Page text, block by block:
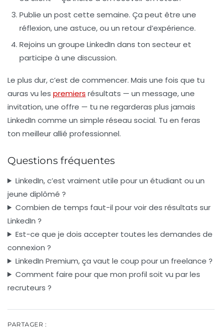
Publie un post cette semaine. Ça peut être une
réflexion, une astuce, ou un retour d’expérience.
Rejoins un groupe LinkedIn dans ton secteur et
participe à une discussion.
Le plus dur, c’est de commencer. Mais une fois que tu
auras vu les premiers résultats — un message, une
invitation, une offre — tu ne regarderas plus jamais
LinkedIn comme un simple réseau social. Tu en feras
ton meilleur allié professionnel.
Questions fréquentes
LinkedIn, c’est vraiment utile pour un étudiant ou un
jeune diplômé ?
Combien de temps faut-il pour voir des résultats sur
LinkedIn ?
Est-ce que je dois accepter toutes les demandes de
connexion ?
LinkedIn Premium, ça vaut le coup pour un freelance ?
Comment faire pour que mon profil soit vu par les
recruteurs ?
PARTAGER :